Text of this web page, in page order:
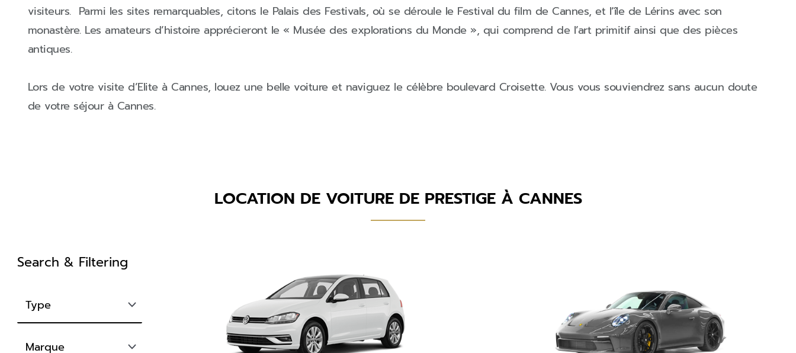
visiteurs. Parmi les sites remarquables, citons le Palais des Festivals, où se déroule le Festival du film de Cannes, et l’île de Lérins avec son
monastère. Les amateurs d’histoire apprécieront le « Musée des explorations du Monde », qui comprend de l’art primitif ainsi que des pièces
antiques.
Lors de votre visite d’Elite à Cannes, louez une belle voiture et naviguez le célèbre boulevard Croisette. Vous vous souviendrez sans aucun doute
de votre séjour à Cannes.
LOCATION DE VOITURE DE PRESTIGE À CANNES
Search & Filtering